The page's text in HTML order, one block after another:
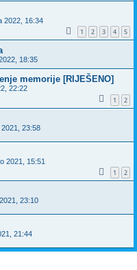
2022, 16:34
1 2 3 4 5
18:35
memorije [RIJEŠENO]
22:22
1 2
2021, 23:58
2021, 15:51
1 2
23:10
21:44